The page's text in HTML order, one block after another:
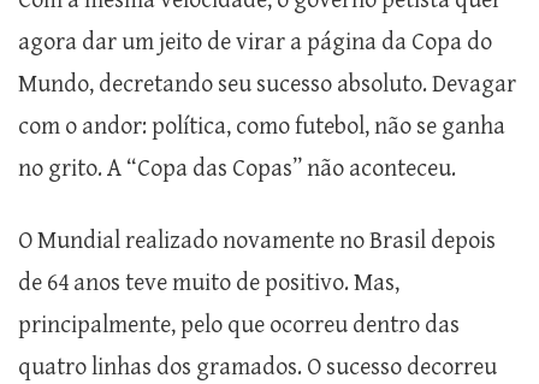
agora dar um jeito de virar a página da Copa do
Mundo, decretando seu sucesso absoluto. Devagar
com o andor: política, como futebol, não se ganha
no grito. A “Copa das Copas” não aconteceu.
O Mundial realizado novamente no Brasil depois
de 64 anos teve muito de positivo. Mas,
principalmente, pelo que ocorreu dentro das
quatro linhas dos gramados. O sucesso decorreu